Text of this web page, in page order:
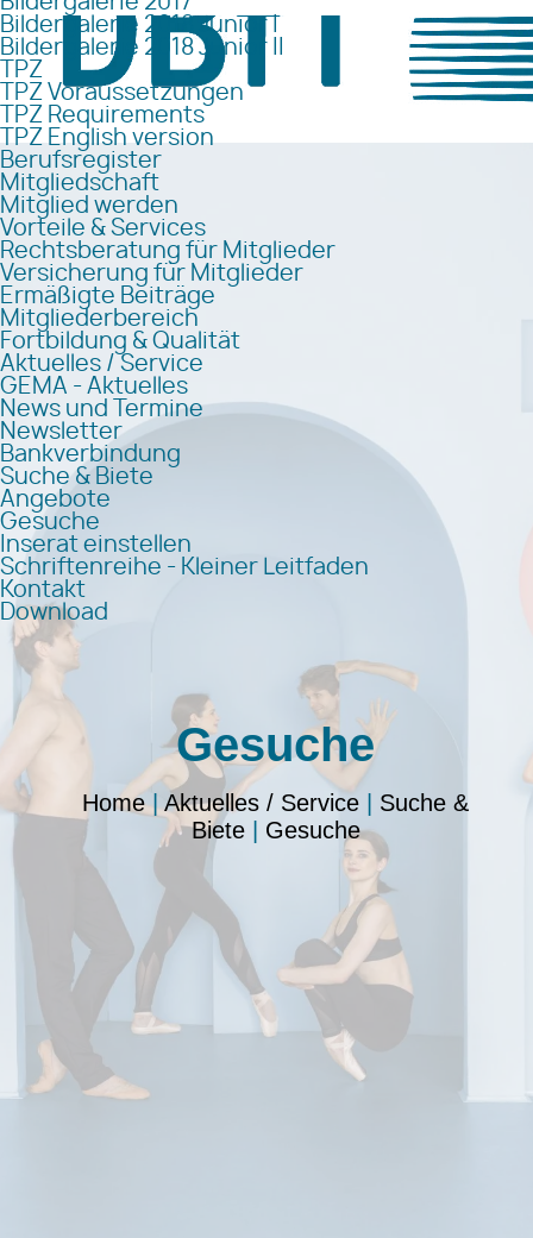
Bildergalerie 2018 Junior I
Bildergalerie 2018 Junior II
TPZ
TPZ Voraussetzungen
TPZ Requirements
TPZ English version
Berufsregister
Mitgliedschaft
Mitglied werden
Vorteile & Services
Rechtsberatung für Mitglieder
Versicherung für Mitglieder
Ermäßigte Beiträge
Mitgliederbereich
Fortbildung & Qualität
Aktuelles / Service
GEMA - Aktuelles
News und Termine
Newsletter
Bankverbindung
Suche & Biete
Angebote
Gesuche
Inserat einstellen
Schriftenreihe - Kleiner Leitfaden
Kontakt
Download
Gesuche
Home|Aktuelles / Service
Suche &
Biete| Gesuche